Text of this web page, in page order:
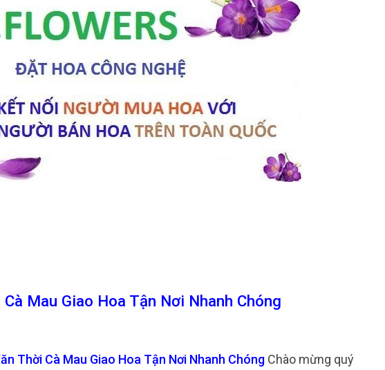
Mau Giao Hoa Tận Nơi Nhanh Chóng
Thời Cà Mau Giao Hoa Tận Nơi Nhanh Chóng Chào mừng quý